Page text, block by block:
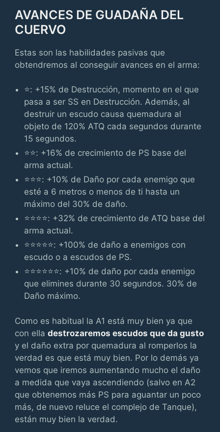
AVANCES DE GUADAÑA DEL
CUERVO
Estas son las habilidades pasivas que
obtendremos al conseguir avances en el arma:
⭐: +15% de Destrucción, momento en el que
pasa a ser SS en Destrucción. Además, al
destruir un escudo causa quemadura al
objeto de 120% ATQ cada segundos durante
15 segundos.
⭐⭐: +16% de crecimiento de PS base del
arma actual.
⭐⭐⭐: +10% de Daño por cada enemigo que
esté a 6 metros o menos de ti hasta un
máximo del 30% de daño.
⭐⭐⭐⭐: +32% de crecimiento de ATQ base del
arma actual.
⭐⭐⭐⭐⭐: +100% de daño a enemigos con
escudo o a escudos de PS.
⭐⭐⭐⭐⭐⭐: +10% de daño por cada enemigo
que elimines durante 30 segundos. 30% de
Daño máximo.
Como es habitual la A1 está muy bien ya que
con ella destrozaremos escudos que da gusto
y el daño extra por quemadura al romperlos la
verdad es que está muy bien. Por lo demás ya
vemos que iremos aumentando mucho el daño
a medida que vaya ascendiendo (salvo en A2
que obtenemos más PS para aguantar un poco
más, de nuevo reluce el complejo de Tanque),
están muy bien la verdad.